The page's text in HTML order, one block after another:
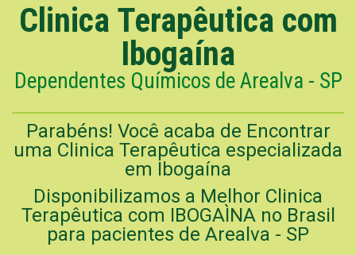
Clinica Terapêutica com
Ibogaína
Dependentes Químicos de Arealva - SP
Parabéns! Você acaba de Encontrar
uma Clinica Terapêutica especializada
em Ibogaína
Disponibilizamos a Melhor Clinica
Terapêutica com IBOGAÌNA no Brasil
para pacientes de Arealva - SP